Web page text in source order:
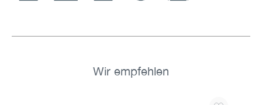
Wir empfehlen